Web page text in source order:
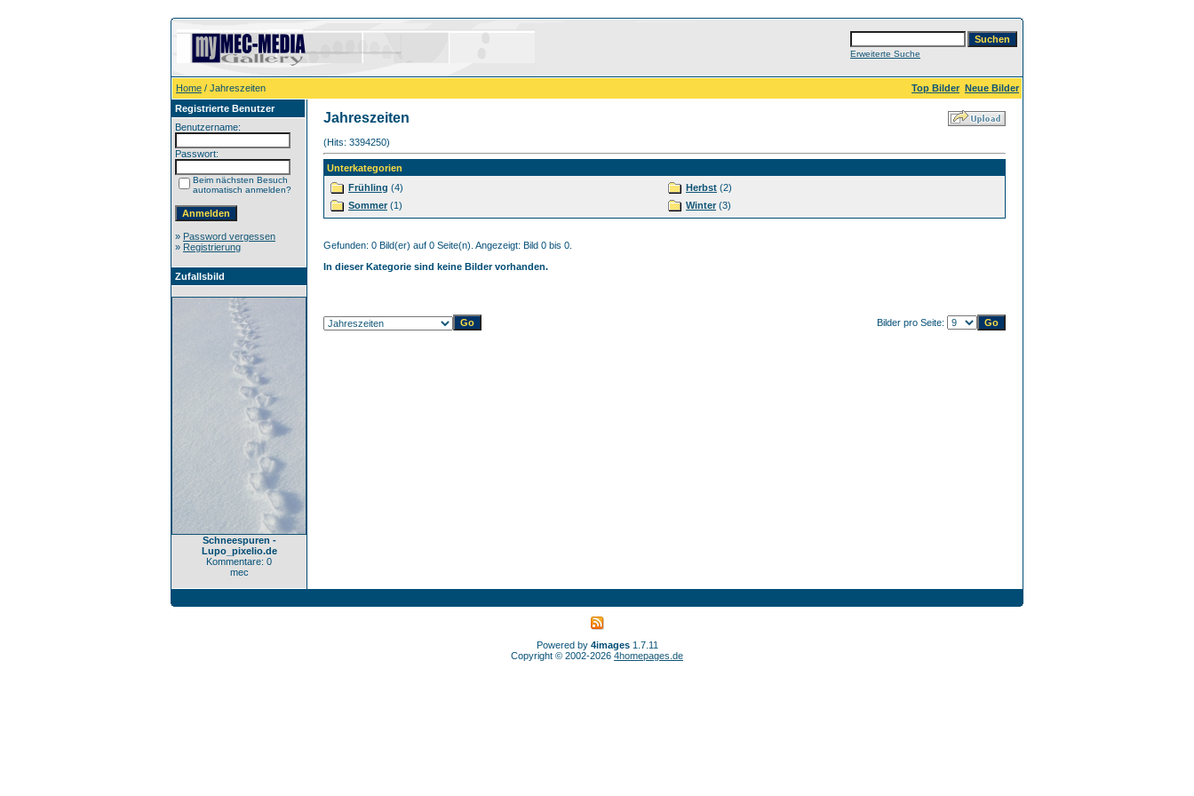
Erweiterte Suche
Home / Jahreszeiten Top Bilder Neue Bilder
Registrierte Benutzer
Benutzername:
Passwort:
Beim nächsten Besuch
automatisch anmelden?
» Password vergessen
» Registrierung
Zufallsbild
Schneespuren -
Lupo_pixelio.de
Kommentare: 0
mec
Jahreszeiten
(Hits: 3394250)
Unterkategorien
Frühling (4)
Sommer(1)
Herbst (2)
Winter(3)
Gefunden: 0 Bild(er) auf 0 Seite(n). Angezeigt: Bild 0 bis 0.
In dieser Kategorie sind keine Bilder vorhanden.
Bilder pro Seite:
Powered by 4images1.7.11
Copyright © 2002-2026 4homepages.de